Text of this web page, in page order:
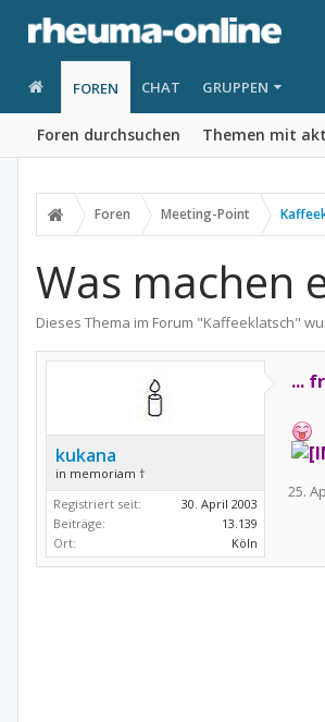
FOREN
Foren durchsuchen Themen mit
CHAT GRUPPEN
Foren Meeting-Point
Was machen
Dieses Thema im Forum "Kaffeeklatsch"
kukana
in memoriam †
Registriert seit:
30. April 2003
Beiträge:
13.139
Ort:
Köln
...
25.